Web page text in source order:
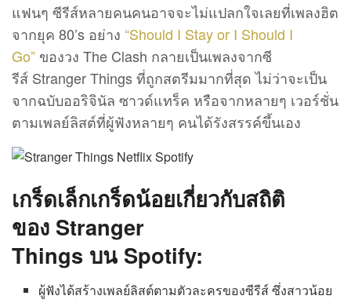
แฟนๆ ซีรีส์หลายคนคนอาจจะไม่แปลกใจเลยที่เพลงฮิต
จากยุค 80’s อย่าง “Should I Stay or I Should I
Go” ของวง The Clash กลายเป็นเพลงจากซี
รีส์ Stranger Things ที่ถูกสตรีมมากที่สุด ไม่ว่าจะเป็น
จากฉบับออริจินัล ซาวด์แทร็ค หรือจากหลายๆ เวอร์ชั่น
ตามเพลย์ลิสต์ที่ผู้ฟังหลายๆ คนได้รังสรรค์ขึ้นเอง
เกร็ดเล็กเกร็ดน้อยเกี่ยวกับสถิติ
ของ Stranger
Things บน Spotify:
ผู้ฟังได้สร้างเพลย์ลิสต์ตามตัวละครของซีรีส์ ซึ่งสาวน้อย